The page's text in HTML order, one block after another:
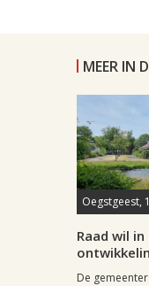
MEER IN
Oegstgeest,
Raad wil
De